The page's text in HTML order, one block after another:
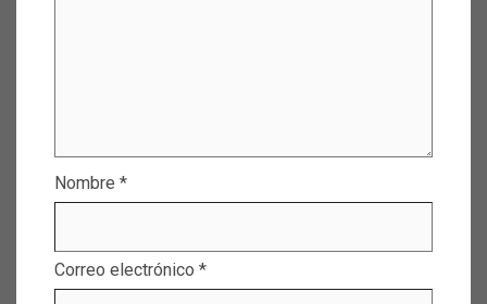
Nombre *
Correo electrónico *